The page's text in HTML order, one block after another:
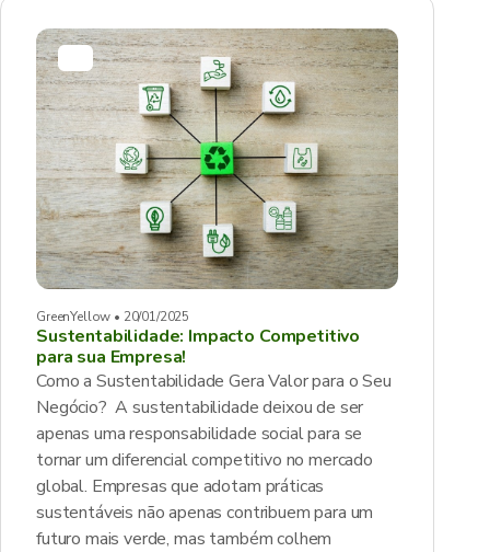
GreenYellow • 20/01/2025
Sustentabilidade: Impacto Competitivo
para sua Empresa!
Como a Sustentabilidade Gera Valor para o Seu
Negócio? A sustentabilidade deixou de ser
apenas uma responsabilidade social para se
tornar um diferencial competitivo no mercado
global. Empresas que adotam práticas
sustentáveis não apenas contribuem para um
futuro mais verde, mas também colhem